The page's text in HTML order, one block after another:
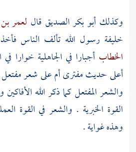
وكذلك أبو بكر الصديق قال لعمر
خليفة رسول الله تألف الناس
الخطاب أجبارا في الجاهلية خوارا
أعلى حديث مفترى أم على شعر مفتعل
والشعر المفتعل كما ذكر الله
القوة الخبرية . والشعر في القوة
وهذه غواية .